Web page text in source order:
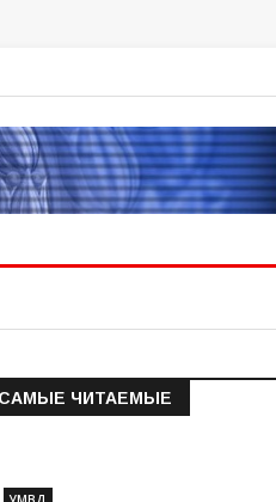
САМЫЕ ЧИТАЕМЫЕ
Информация о состоянии